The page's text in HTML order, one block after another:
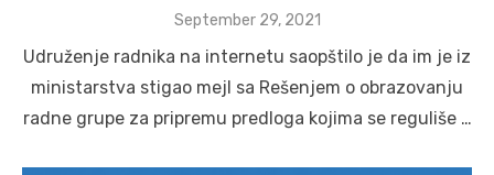
Posted
September 29, 2021
Udruženje radnika na internetu saopštilo je da im je iz
ministarstva stigao mejl sa Rešenjem o obrazovanju
radne grupe za pripremu predloga kojima se reguliše …